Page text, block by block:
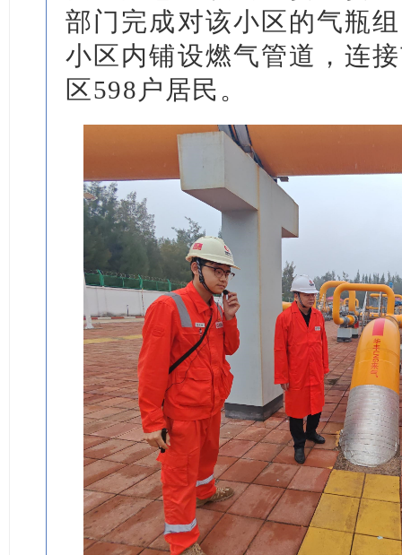
部门完成对该小区的气瓶
小区内铺设燃气管道，连
区598户居民。